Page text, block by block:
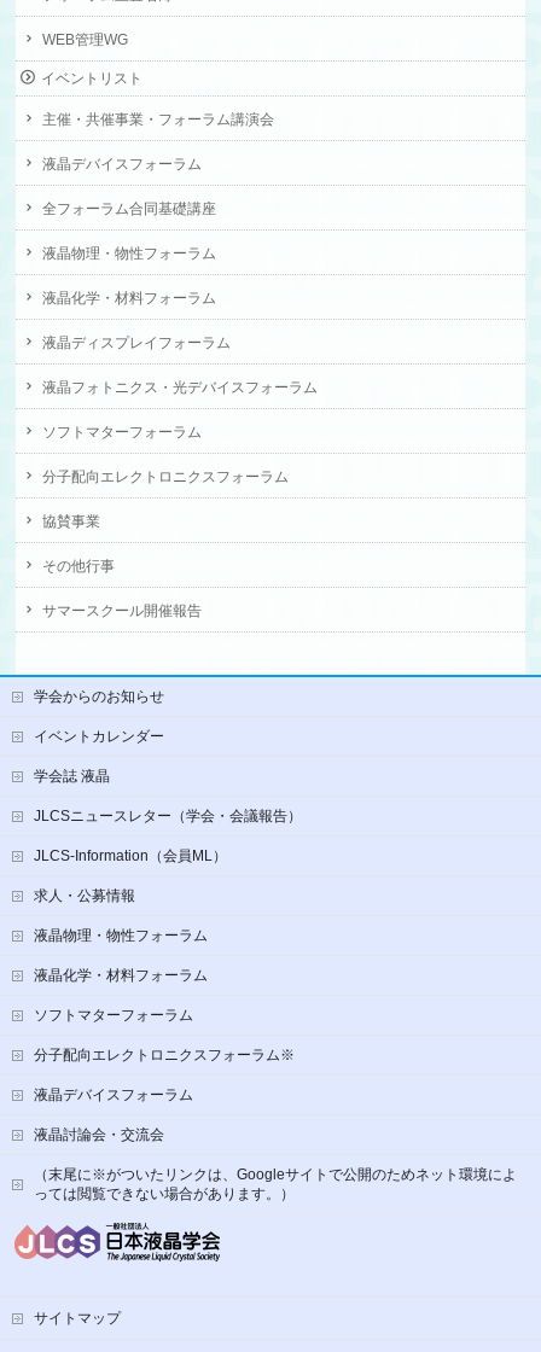
WEB管理WG
イベントリスト
主催・共催事業・フォーラム講演会
液晶デバイスフォーラム
全フォーラム合同基礎講座
液晶物理・物性フォーラム
液晶化学・材料フォーラム
液晶ディスプレイフォーラム
液晶フォトニクス・光デバイスフォーラム
ソフトマターフォーラム
分子配向エレクトロニクスフォーラム
協賛事業
その他行事
サマースクール開催報告
学会からのお知らせ
イベントカレンダー
学会誌 液晶
JLCSニュースレター（学会・会議報告）
JLCS-Information（会員ML）
求人・公募情報
液晶物理・物性フォーラム
液晶化学・材料フォーラム
ソフトマターフォーラム
分子配向エレクトロニクスフォーラム※
液晶デバイスフォーラム
液晶討論会・交流会
（末尾に※がついたリンクは、Googleサイトで公開のためネット環境によ
っては閲覧できない場合があります。）
サイトマップ